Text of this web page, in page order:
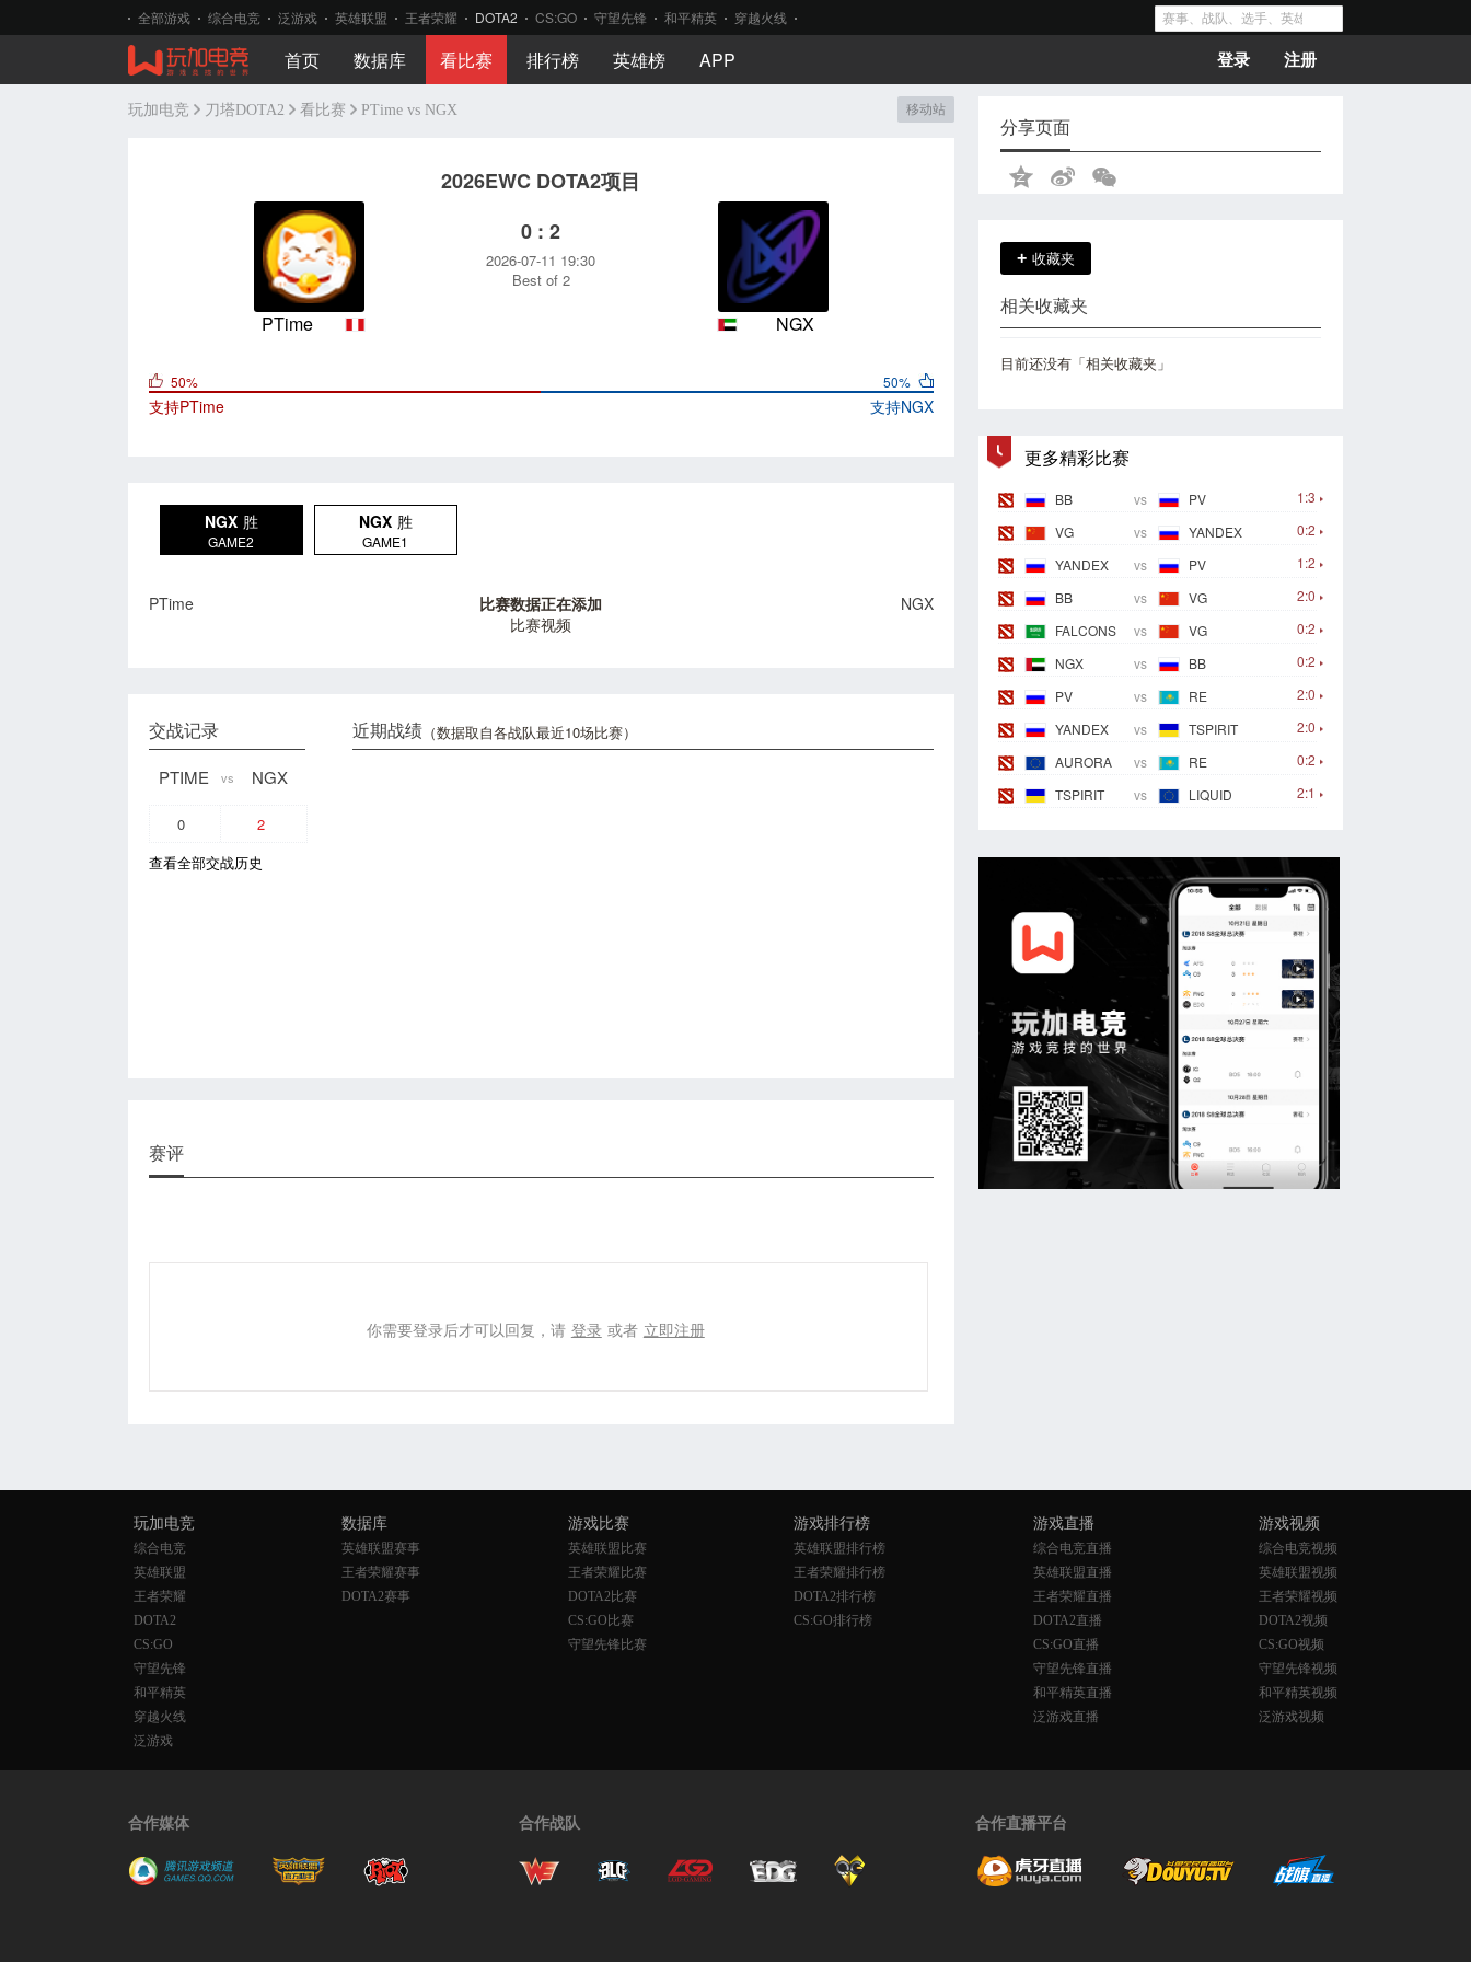
全部游戏 综合电竞 泛游戏 英雄联盟 王者荣耀 DOTA2 CS:GO 守望先锋 和平精英 穿越火线
首页 数据库 看比赛 排行榜 英雄榜 APP 登录 注册
玩加电竞 刀塔DOTA2 看比赛 PTime vs NGX 移动站
2026EWC DOTA2项目
PTime
0 : 2
2026-07-11 19:30
Best of 2
NGX
50%
支持NGX
50%
支持PTime
NGX 胜
GAME2
NGX 胜
GAME1
PTime
比赛数据正在添加
比赛视频
NGX
近期战绩 （数据取自各战队最近10场比赛）
交战记录
PTIME vs NGX
0
2
查看全部交战历史
赛评
你需要登录后才可以回复，请 登录 或者 立即注册
分享页面
+ 收藏夹
相关收藏夹
目前还没有「相关收藏夹」
更多精彩比赛
1:3
BB vs
PV
0:2
VG vs
YANDEX
1:2
YANDEX vs
PV
2:0
BB vs
VG
0:2
FALCONS vs
VG
0:2
NGX vs
BB
2:0
PV vs
RE
2:0
YANDEX vs
TSPIRIT
0:2
AURORA vs
RE
2:1
TSPIRIT vs LIQUID
玩加电竞
综合电竞
英雄联盟
王者荣耀
DOTA2
CS:GO
守望先锋
和平精英
穿越火线
泛游戏
数据库
英雄联盟赛事
王者荣耀赛事
DOTA2赛事
游戏比赛
英雄联盟比赛
王者荣耀比赛
DOTA2比赛
CS:GO比赛
守望先锋比赛
游戏排行榜
英雄联盟排行榜
王者荣耀排行榜
DOTA2排行榜
CS:GO排行榜
游戏直播
综合电竞直播
英雄联盟直播
王者荣耀直播
DOTA2直播
CS:GO直播
守望先锋直播
和平精英直播
泛游戏直播
游戏视频
综合电竞视频
英雄联盟视频
王者荣耀视频
DOTA2视频
CS:GO视频
守望先锋视频
和平精英视频
泛游戏视频
合作媒体 合作战队 合作直播平台